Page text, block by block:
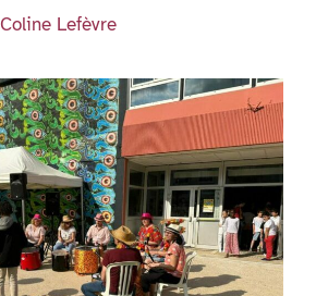
Coline Lefèvre